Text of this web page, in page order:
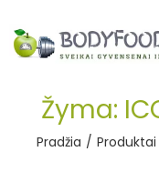
Žyma:
Pradžia / Produktai